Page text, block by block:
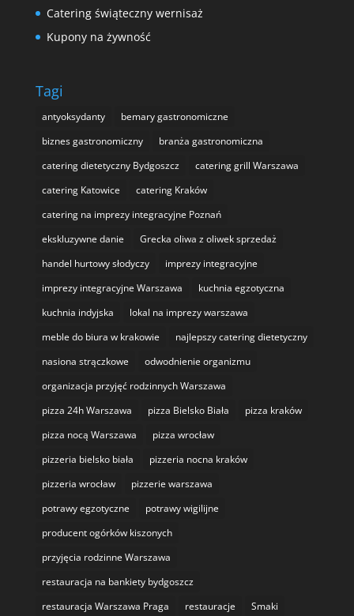
Catering świąteczny wernisaż
Kupony na żywność
Tagi
antyoksydanty
bemary gastronomiczne
biznes gastronomiczny
branża gastronomiczna
catering dietetyczny Bydgoszcz
catering grill Warszawa
catering Katowice
catering Kraków
catering na imprezy integracyjne Poznań
ekskluzywne danie
Grecka oliwa z oliwek sprzedaż
handel hurtowy słodyczy
imprezy integracyjne
imprezy integracyjne Warszawa
kuchnia egzotyczna
kuchnia indyjska
lokal na imprezy warszawa
meble do biura w krakowie
najlepszy catering dietetyczny
nasiona strączkowe
odwodnienie organizmu
organizacja przyjęć rodzinnych Warszawa
pizza 24h Warszawa
pizza Bielsko Biała
pizza kraków
pizza nocą Warszawa
pizza wrocław
pizzeria bielsko biała
pizzeria nocna kraków
pizzeria wrocław
pizzerie warszawa
potrawy egzotyczne
potrawy wigilijne
producent ogórków kiszonych
przyjęcia rodzinne Warszawa
restauracja na bankiety bydgoszcz
restauracja Warszawa Praga
restauracje Smaki